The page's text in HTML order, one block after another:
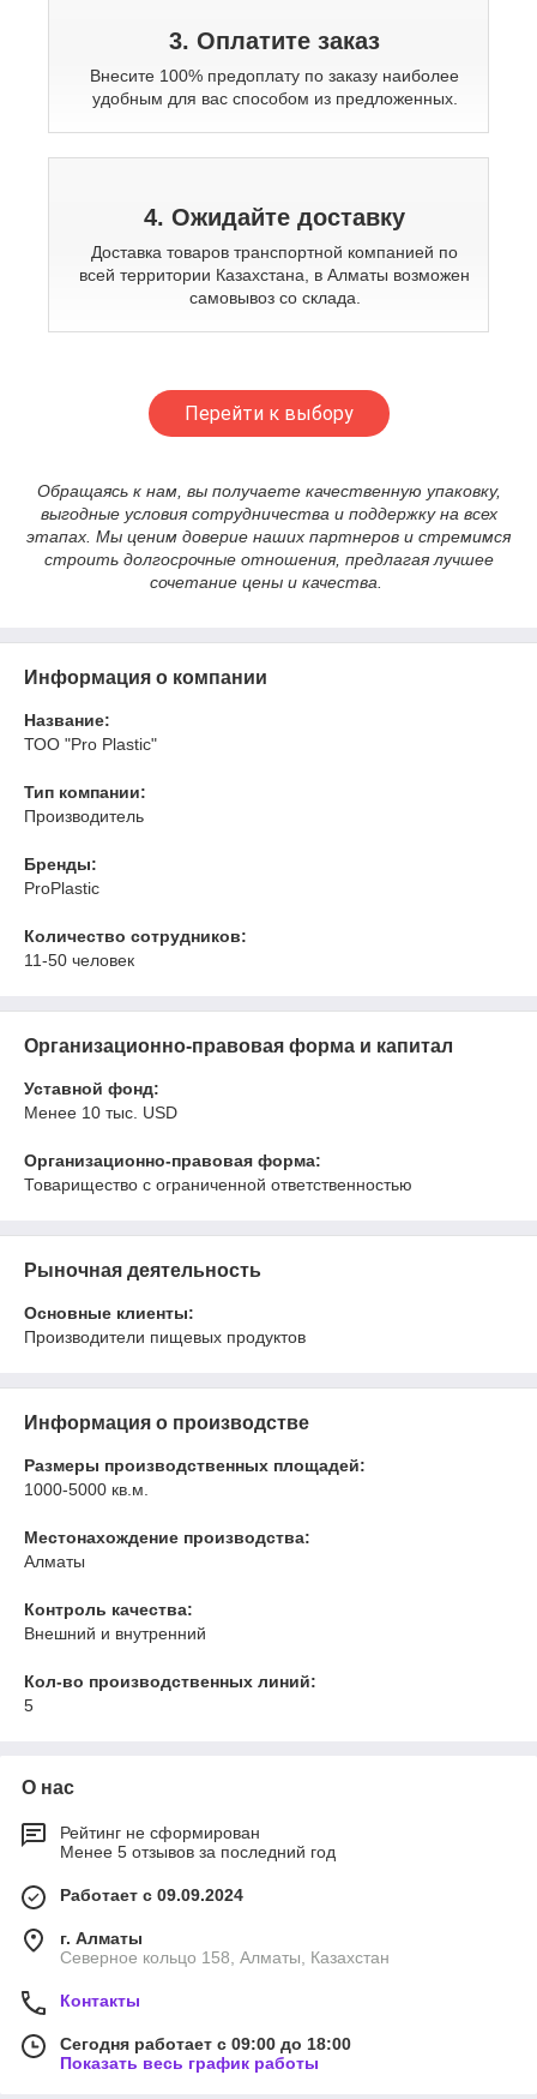
3. Оплатите заказ
Внесите 100% предоплату по заказу наиболее
удобным для вас способом из предложенных.
4. Ожидайте доставку
Доставка товаров транспортной компанией по
всей территории Казахстана, в Алматы возможен
самовывоз со склада.
Перейти к выбору
Обращаясь к нам, вы получаете качественную упаковку,
выгодные условия сотрудничества и поддержку на всех
этапах. Мы ценим доверие наших партнеров и стремимся
строить долгосрочные отношения, предлагая лучшее
сочетание цены и качества.
Информация о компании
Название:
ТОО "Pro Plastic"
Тип компании:
Производитель
Бренды:
ProPlastic
Количество сотрудников:
11-50 человек
Организационно-правовая форма и капитал
Уставной фонд:
Менее 10 тыс. USD
Организационно-правовая форма:
Товарищество с ограниченной ответственностью
Рыночная деятельность
Основные клиенты:
Производители пищевых продуктов
Информация о производстве
Размеры производственных площадей:
1000-5000 кв.м.
Местонахождение производства:
Алматы
Контроль качества:
Внешний и внутренний
Кол-во производственных линий:
5
О нас
Рейтинг не сформирован
Менее 5 отзывов за последний год
Работает с 09.09.2024
г. Алматы
Северное кольцо 158, Алматы, Казахстан
Контакты
Сегодня работает с 09:00 до 18:00
Показать весь график работы